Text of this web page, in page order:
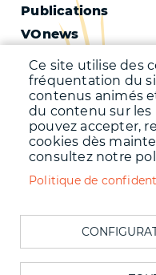
Pied
de
page
-
Second
Publications
VOnews
Trafic
Qualité de l'air
Qualité de l'eau
Météo
Menu
Pied
de
page
Accueil
Mentions légales
Accessibilité :
Ce site utilise des
fréquentation du
contenus animés
du contenu sur les
pouvez accepter,
cookies dès
consultez notre
Politique de